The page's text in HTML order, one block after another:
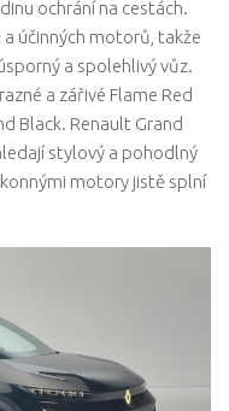
ochrání na cestách.
a účinných motorů, takže
a spolehlivý vůz.
a zářivé Flame Red
Black. Renault Grand
stylový a pohodlný
motory jistě splní